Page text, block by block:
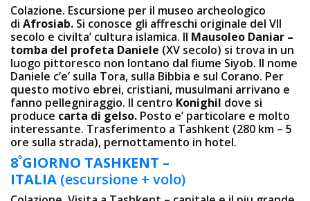
Colazione. Escursione per il museo archeologico
di Afrosiab. Si conosce gli affreschi originale del VII
secolo e civilta’ cultura islamica. Il Mausoleo Daniar –
tomba del profeta Daniele (XV secolo) si trova in un
luogo pittoresco non lontano dal fiume Siyob. Il nome
Daniele c’e’ sulla Tora, sulla Bibbia e sul Corano. Per
questo motivo ebrei, cristiani, musulmani arrivano e
fanno pellegniraggio. Il centro Konighil dove si
produce carta di gelso. Posto e’ particolare e molto
interessante. Trasferimento a Tashkent (280 km – 5
ore sulla strada), pernottamento in hotel.
8ºGIORNO TASHKENT –
ITALIA (escursione + volo)